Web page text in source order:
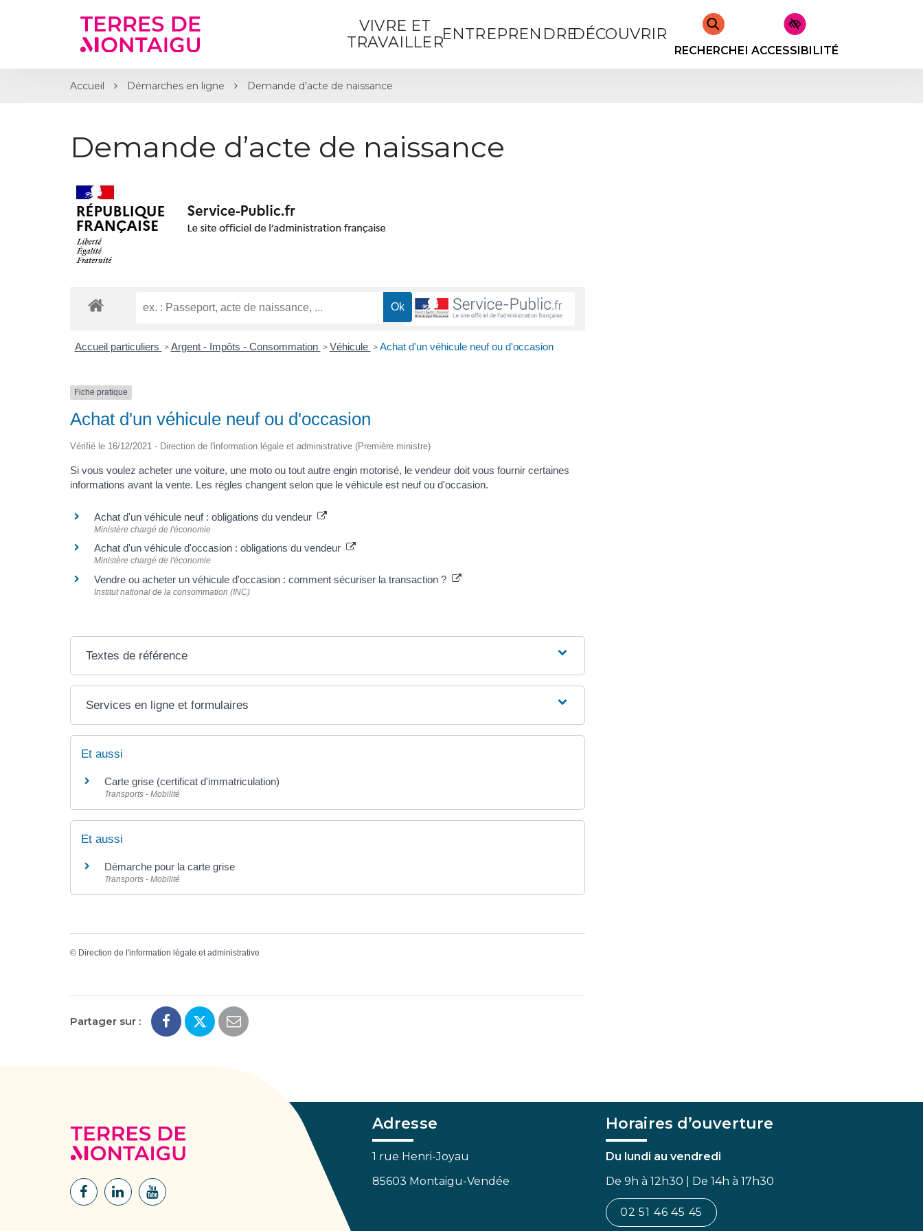
VIVRE ET
TRAVAILLERENTREPRENDREDÉCOUVRIR
RECHERCHERACCESSIBILITÉ
Accueil Démarches en ligne Demande d’acte de naissance
Demande d’acte de naissance
Accueil particuliers > Argent - Impôts - Consommation > Véhicule > Achat d'un véhicule neuf ou d'occasion
Fiche pratique
Achat d'un véhicule neuf ou d'occasion
Vérifié le 16/12/2021 - Direction de l'information légale et administrative (Première ministre)
Si vous voulez acheter une voiture, une moto ou tout autre engin motorisé, le vendeur doit vous fournir certaines
informations avant la vente. Les règles changent selon que le véhicule est neuf ou d'occasion.
Achat d'un véhicule neuf : obligations du vendeur
Ministère chargé de l'économie
Achat d'un véhicule d'occasion : obligations du vendeur
Ministère chargé de l'économie
Vendre ou acheter un véhicule d'occasion : comment sécuriser la transaction ?
Institut national de la consommation (INC)
Textes de référence
Services en ligne et formulaires
Et aussi
Carte grise (certificat d'immatriculation)
Transports - Mobilité
Et aussi
Démarche pour la carte grise
Transports - Mobilité
© Direction de l'information légale et administrative
Partager sur :
Lien
Lien
Lien
Adresse
1 rue Henri-Joyau
85603 Montaigu-Vendée
Horaires d’ouverture
Du lundi au vendredi
De 9h à 12h30 | De 14h à 17h30
02 51 46 45 45